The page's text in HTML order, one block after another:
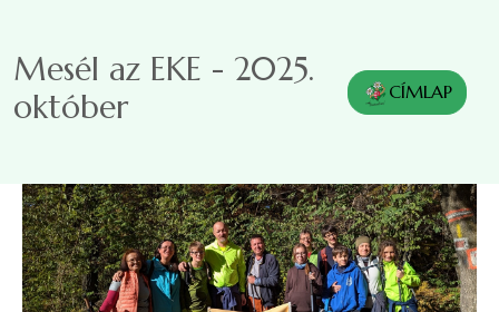
Mesél az EKE - 2025.
október
CÍMLAP